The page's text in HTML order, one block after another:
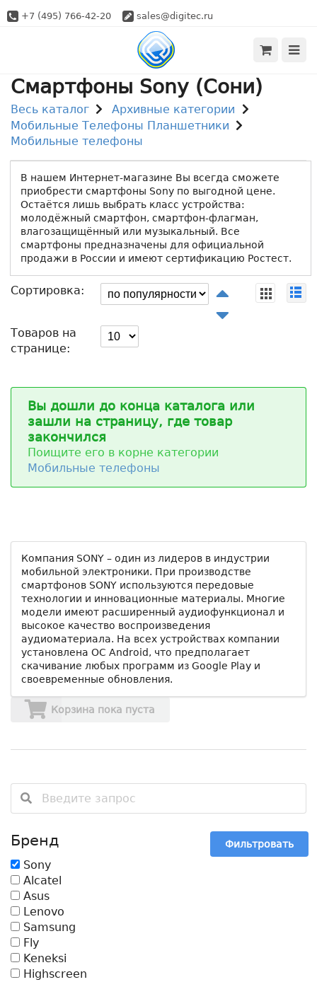
+7 (495) 766-42-20 sales@digitec.ru
Смартфоны Sony (Сони)
Весь каталог
Архивные категории
Мобильные Телефоны Планшетники
Мобильные телефоны
В нашем Интернет-магазине Вы всегда сможете
приобрести смартфоны Sony по выгодной цене.
Остаётся лишь выбрать класс устройства:
молодёжный смартфон, смартфон-флагман,
влагозащищённый или музыкальный. Все
смартфоны предназначены для официальной
продажи в России и имеют сертификацию Ростест.
Сортировка:
Товаров на
странице:
Вы дошли до конца каталога или
зашли на страницу, где товар
закончился
Поищите его в корне категории
Мобильные телефоны
Компания SONY – один из лидеров в индустрии
мобильной электроники. При производстве
смартфонов SONY используются передовые
технологии и инновационные материалы. Многие
модели имеют расширенный аудиофункционал и
высокое качество воспроизведения
аудиоматериала. На всех устройствах компании
установлена ОС Android, что предполагает
скачивание любых программ из Google Play и
своевременные обновления.
Корзина пока пуста
Фильтровать
Бренд
Sony
Alcatel
Asus
Lenovo
Samsung
Fly
Keneksi
Highscreen